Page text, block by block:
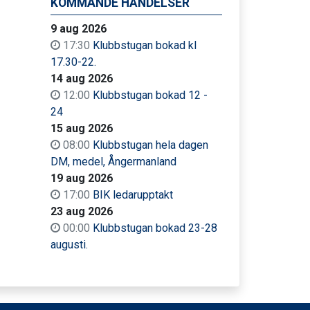
KOMMANDE HÄNDELSER
9 aug 2026
17:30 Klubbstugan bokad kl
17.30-22.
14 aug 2026
12:00 Klubbstugan bokad 12 -
24
15 aug 2026
08:00 Klubbstugan hela dagen
DM, medel, Ångermanland
19 aug 2026
17:00 BIK ledarupptakt
23 aug 2026
00:00 Klubbstugan bokad 23-28
augusti.